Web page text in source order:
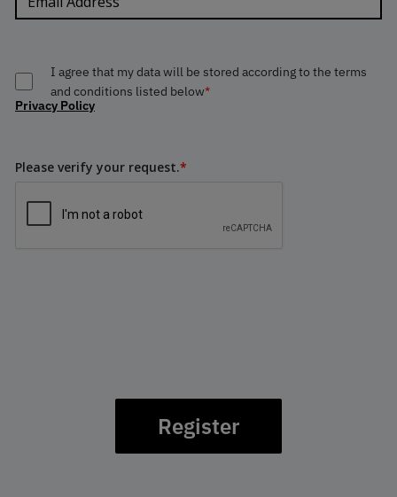
I agree that my data will be stored according to the terms
and conditions listed below*
Privacy Policy
Please verify your request.*
Register